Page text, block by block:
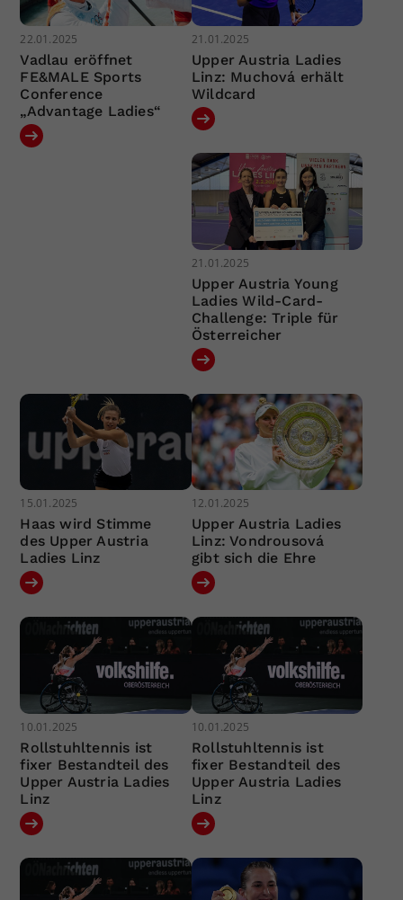
22.01.2025
Vadlau eröffnet
FE&MALE Sports
Conference
„Advantage Ladies“
21.01.2025
Upper Austria Ladies
Linz: Muchová erhält
Wildcard
21.01.2025
Upper Austria Young
Ladies Wild-Card-
Challenge: Triple für
Österreicher
15.01.2025
Haas wird Stimme
des Upper Austria
Ladies Linz
12.01.2025
Upper Austria Ladies
Linz: Vondrousová
gibt sich die Ehre
10.01.2025
Rollstuhltennis ist
fixer Bestandteil des
Upper Austria Ladies
Linz
10.01.2025
Rollstuhltennis ist
fixer Bestandteil des
Upper Austria Ladies
Linz